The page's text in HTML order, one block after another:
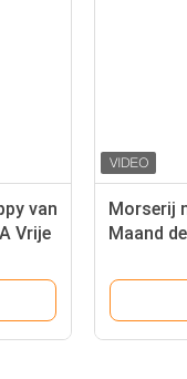
van
Vrije
Morserij
Maand